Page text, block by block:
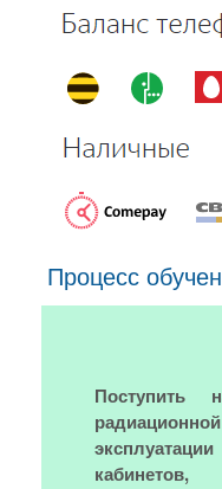
Процесс
Поступить